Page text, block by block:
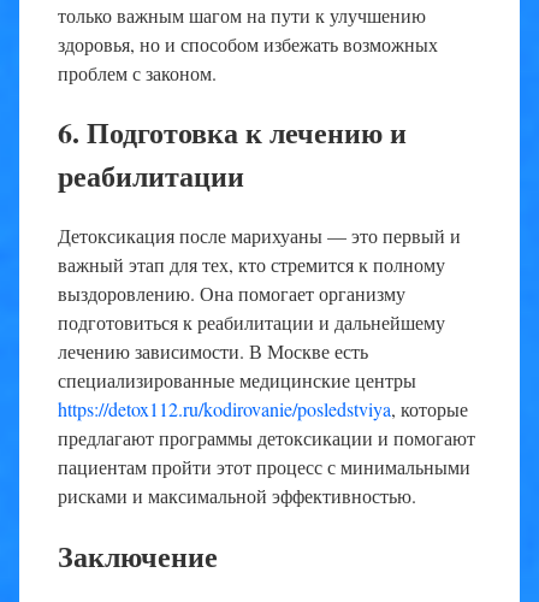
только важным шагом на пути к улучшению
здоровья, но и способом избежать возможных
проблем с законом.
6. Подготовка к лечению и
реабилитации
Детоксикация после марихуаны — это первый и
важный этап для тех, кто стремится к полному
выздоровлению. Она помогает организму
подготовиться к реабилитации и дальнейшему
лечению зависимости. В Москве есть
специализированные медицинские центры
https://detox112.ru/kodirovanie/posledstviya, которые
предлагают программы детоксикации и помогают
пациентам пройти этот процесс с минимальными
рисками и максимальной эффективностью.
Заключение